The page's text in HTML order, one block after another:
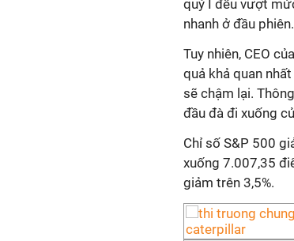
quý I đều vượt
nhanh ở đầu phiên.
Tuy nhiên, CEO
quả khả quan
sẽ chậm lại.
đầu đà đi xuống
Chỉ số S&P 500
xuống 7.007,35
giảm trên 3,5%.